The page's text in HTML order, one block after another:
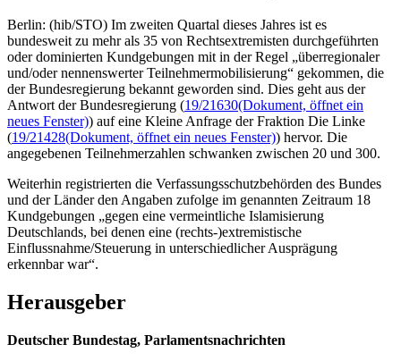
Berlin: (hib/STO) Im zweiten Quartal dieses Jahres ist es
bundesweit zu mehr als 35 von Rechtsextremisten durchgeführten
oder dominierten Kundgebungen mit in der Regel „überregionaler
und/oder nennenswerter Teilnehmermobilisierung“ gekommen, die
der Bundesregierung bekannt geworden sind. Dies geht aus der
Antwort der Bundesregierung (19/21630(Dokument, öffnet ein
neues Fenster)) auf eine Kleine Anfrage der Fraktion Die Linke
(19/21428(Dokument, öffnet ein neues Fenster)) hervor. Die
angegebenen Teilnehmerzahlen schwanken zwischen 20 und 300.
Weiterhin registrierten die Verfassungsschutzbehörden des Bundes
und der Länder den Angaben zufolge im genannten Zeitraum 18
Kundgebungen „gegen eine vermeintliche Islamisierung
Deutschlands, bei denen eine (rechts-)extremistische
Einflussnahme/Steuerung in unterschiedlicher Ausprägung
erkennbar war“.
Herausgeber
Deutscher Bundestag, Parlamentsnachrichten